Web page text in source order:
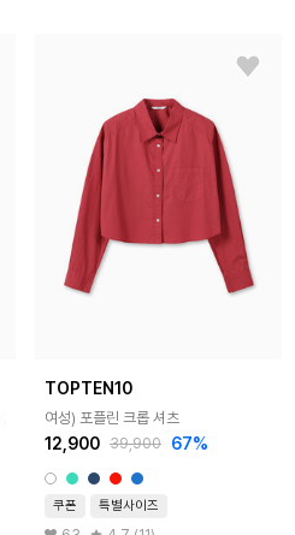
TOPTEN10
여성) 포플린 크롭 셔츠
12,900 39,900 67%
쿠폰 특별사이즈